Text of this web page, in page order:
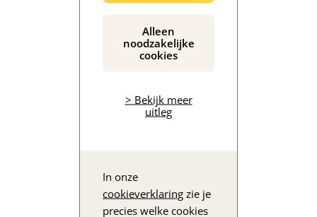
Alleen
noodzakelijke
cookies
> Bekijk meer
uitleg
In onze
cookieverklaring zie je
precies welke cookies